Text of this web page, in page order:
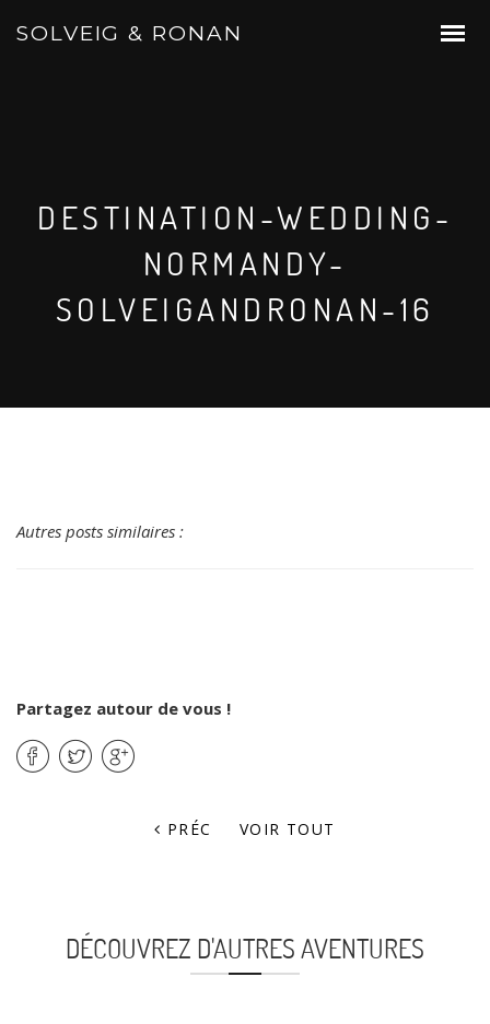
SOLVEIG & RONAN
DESTINATION-WEDDING-
NORMANDY-
SOLVEIGANDRONAN-16
Autres posts similaires :
Partagez autour de vous !
PRÉC VOIR TOUT
DÉCOUVREZ D'AUTRES AVENTURES